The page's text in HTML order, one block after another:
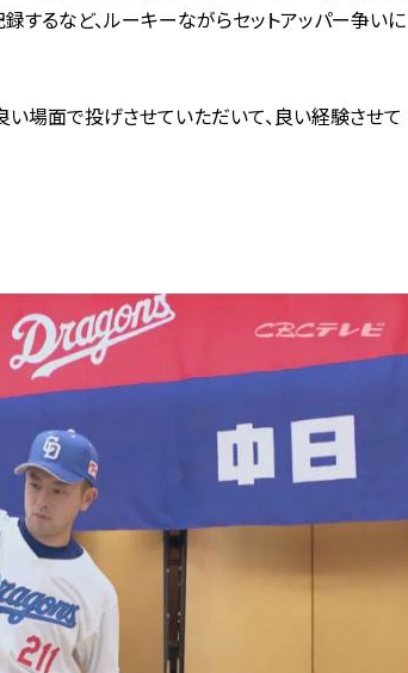
するなど、ルーキーながらセットアッパー争いに
い場面で投げさせていただいて、良い経験させて